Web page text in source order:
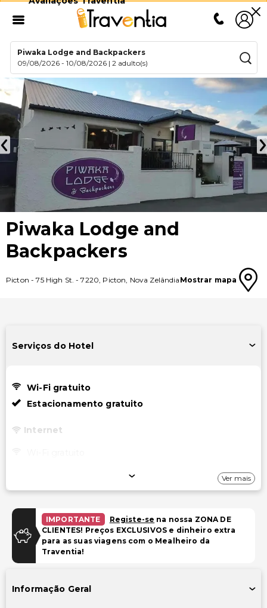
Piwaka Lodge and Backpackers
09/08/2026 -10/08/2026 |2 adulto(s)
Piwaka Lodge and
Backpackers
Picton -75 High St. -7220, Picton, Nova Zelândia Mostrar mapa
Serviços do Hotel
Wi-Fi gratuito
Estacionamento gratuito
Internet
Instalações
Biblioteca
Ver mais
IMPORTANTE Registe-se na nossa ZONA DE
CLIENTES! Preços EXCLUSIVOS e dinheiro extra
para as suas viagens com o Mealheiro da
Traventia!
Informação Geral